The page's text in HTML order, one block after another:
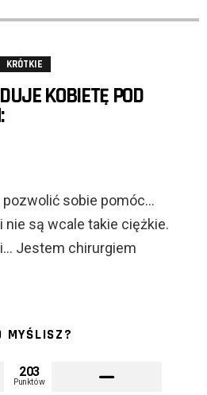
KRÓTKIE
KOBIETĘ POD
sobie pomóc…
nie są wcale takie ciężkie.
Jestem chirurgiem
MYŚLISZ?
203
Punktów